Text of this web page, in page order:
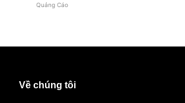
Quảng Cáo
Về chúng tôi